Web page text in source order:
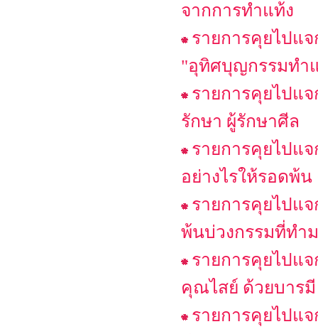
จากการทำแท้ง
รายการคุยไปแ
"อุทิศบุญกรรมทำ
รายการคุยไปแ
รักษา ผู้รักษาศีล
รายการคุยไปแ
อย่างไรให้รอดพ้
รายการคุยไปแ
พ้นบ่วงกรรมที่ทำ
รายการคุยไปแ
คุณไสย์ ด้วยบารมี
รายการคุยไปแ